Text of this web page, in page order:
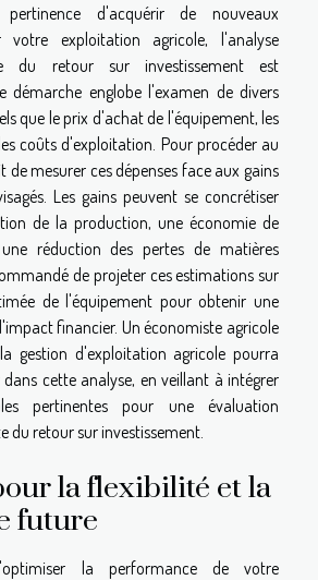
d'acquérir de nouveaux
votre exploitation agricole, l'analyse
du retour sur investissement est
démarche englobe l'examen de divers
que le prix d'achat de l'équipement, les
coûts d'exploitation. Pour procéder au
de mesurer ces dépenses face aux gains
Les gains peuvent se concrétiser
de la production, une économie de
réduction des pertes de matières
de projeter ces estimations sur
de l'équipement pour obtenir une
financier. Un économiste agricole
gestion d'exploitation agricole pourra
cette analyse, en veillant à intégrer
pertinentes pour une évaluation
du retour sur investissement.
la flexibilité et la
future
la performance de votre